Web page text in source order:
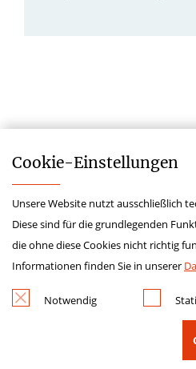
Impressum
Datenschutz
Kontakt
Hinweisgeberschutzgesetz
Cookie-­Einstellungen
Unsere Website nutzt ausschließlich
Diese sind für die grundlegenden
die ohne diese Cookies nicht richtig
Informationen finden Sie in unserer
Notwendig